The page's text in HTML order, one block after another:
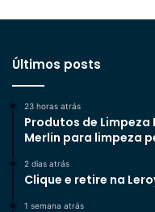
Últimos posts
23 horas atrás
Produtos de
Merlin para limpeza
2 dias atrás
Clique e retire na
1 semana atrás